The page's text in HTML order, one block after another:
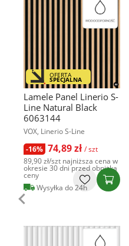
OFERTA
SPECJALNA
Lamele Panel Linerio S-
Line Natural Black
6063144
VOX, Linerio S-Line
-16% 74,89 zł / szt
89,90 zł/szt najniższa cena w
okresie 30 dni przed obniżką
ceny
Wysyłka do 24h